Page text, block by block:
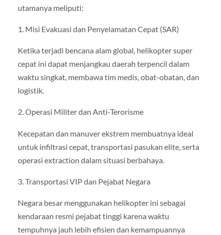
utamanya meliputi:
1. Misi Evakuasi dan Penyelamatan Cepat (SAR)
Ketika terjadi bencana alam global, helikopter super
cepat ini dapat menjangkau daerah terpencil dalam
waktu singkat, membawa tim medis, obat-obatan, dan
logistik.
2. Operasi Militer dan Anti-Terorisme
Kecepatan dan manuver ekstrem membuatnya ideal
untuk infiltrasi cepat, transportasi pasukan elite, serta
operasi extraction dalam situasi berbahaya.
3. Transportasi VIP dan Pejabat Negara
Negara besar menggunakan helikopter ini sebagai
kendaraan resmi pejabat tinggi karena waktu
tempuhnya jauh lebih efisien dan kemampuannya